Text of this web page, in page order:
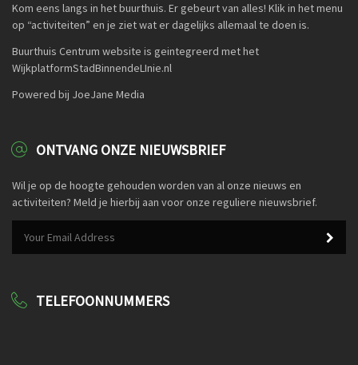
Kom eens langs in het buurthuis. Er gebeurt van alles! Klik in het menu
op “activiteiten” en je ziet wat er dagelijks allemaal te doen is.
Buurthuis Centrum website is geintegreerd met het
WijkplatformStadBinnendeLInie.nl
Powered bij JoeJane Media
ONTVANG ONZE NIEUWSBRIEF
Wil je op de hoogte gehouden worden van al onze nieuws en
activiteiten? Meld je hierbij aan voor onze reguliere nieuwsbrief.
TELEFOONNUMMERS